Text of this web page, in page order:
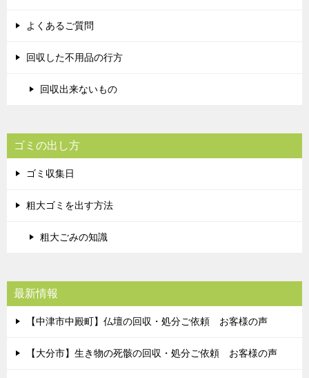
よくあるご質問
回収した不用品の行方
回収出来ないもの
ゴミの出し方
ゴミ収集日
粗大ゴミを出す方法
粗大ごみの知識
最新情報
【中津市中殿町】仏壇の回収・処分ご依頼 お客様の声
【大分市】生き物の死骸の回収・処分ご依頼 お客様の声